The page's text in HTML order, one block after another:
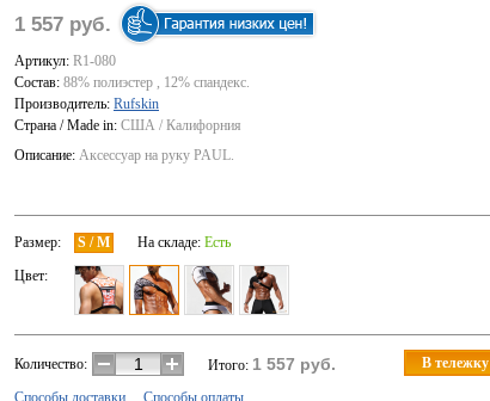
1 557 руб.
Артикул: R1-080
Состав: 88% полиэстер , 12% спандекс.
Производитель: Rufskin
Страна / Made in: США / Калифорния
Описание: Аксессуар на руку PAUL.
Размер: S / M На складе: Есть
Цвет:
Количество: Итого: 1 557 руб. В тележку
Способы доставки Способы оплаты